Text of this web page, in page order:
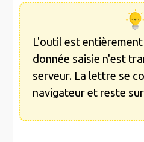
L'outil est
donnée saisie n'est
serveur. La lettre se
navigateur et reste